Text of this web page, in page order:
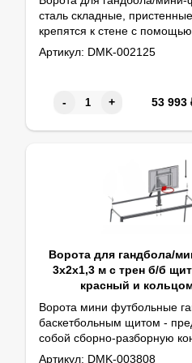
сталь складные,
крепятся к стене с
деталей, которые
в комплекте. Складываются
черного цвета (идет в
указана за пару.
Параметры:
Ширина - 3000 мм
Высота - 2000 мм
Глубина - 500 мм
Рама из профильной трубы
Конструкция - складная
Краска - порошковая
Артикул: DMK-002125
- + 53 993
Ворота для гандбола/
3х2х1,3 м с трен б/б
красный и
Ворота мини футбольные
баскетбольным щитом -
собой сборно-разборную
состоящую из стоек (штанги),
Цена - за 1 комплект
Комплект:
Ворота мини-футбольные
Параметры:
Длина - 3000 мм
Артикул: DMK-003808